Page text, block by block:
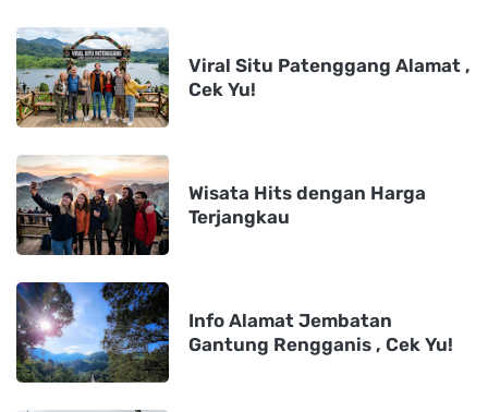
Viral Situ Patenggang Alamat ,
Cek Yu!
Wisata Hits dengan Harga
Terjangkau
Info Alamat Jembatan
Gantung Rengganis , Cek Yu!